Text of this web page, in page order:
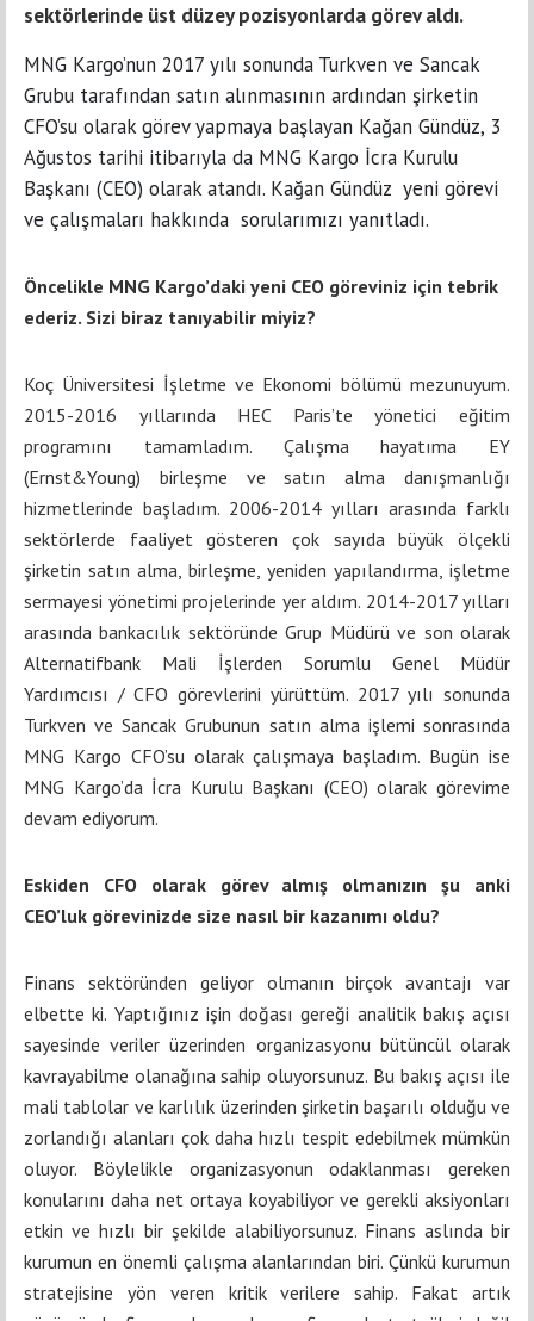
sektörlerinde üst düzey pozisyonlarda görev aldı.
MNG Kargo’nun 2017 yılı sonunda Turkven ve Sancak
Grubu tarafından satın alınmasının ardından şirketin
CFO’su olarak görev yapmaya başlayan Kağan Gündüz, 3
Ağustos tarihi itibarıyla da MNG Kargo İcra Kurulu
Başkanı (CEO) olarak atandı. Kağan Gündüz yeni görevi
ve çalışmaları hakkında sorularımızı yanıtladı.
Öncelikle MNG Kargo’daki yeni CEO göreviniz için tebrik
ederiz. Sizi biraz tanıyabilir miyiz?
Koç Üniversitesi İşletme ve Ekonomi bölümü mezunuyum.
2015-2016 yıllarında HEC Paris’te yönetici eğitim
programını tamamladım. Çalışma hayatıma EY
(Ernst&Young) birleşme ve satın alma danışmanlığı
hizmetlerinde başladım. 2006-2014 yılları arasında farklı
sektörlerde faaliyet gösteren çok sayıda büyük ölçekli
şirketin satın alma, birleşme, yeniden yapılandırma, işletme
sermayesi yönetimi projelerinde yer aldım. 2014-2017 yılları
arasında bankacılık sektöründe Grup Müdürü ve son olarak
Alternatifbank Mali İşlerden Sorumlu Genel Müdür
Yardımcısı / CFO görevlerini yürüttüm. 2017 yılı sonunda
Turkven ve Sancak Grubunun satın alma işlemi sonrasında
MNG Kargo CFO’su olarak çalışmaya başladım. Bugün ise
MNG Kargo’da İcra Kurulu Başkanı (CEO) olarak görevime
devam ediyorum.
Eskiden CFO olarak görev almış olmanızın şu anki
CEO’luk görevinizde size nasıl bir kazanımı oldu?
Finans sektöründen geliyor olmanın birçok avantajı var
elbette ki. Yaptığınız işin doğası gereği analitik bakış açısı
sayesinde veriler üzerinden organizasyonu bütüncül olarak
kavrayabilme olanağına sahip oluyorsunuz. Bu bakış açısı ile
mali tablolar ve karlılık üzerinden şirketin başarılı olduğu ve
zorlandığı alanları çok daha hızlı tespit edebilmek mümkün
oluyor. Böylelikle organizasyonun odaklanması gereken
konularını daha net ortaya koyabiliyor ve gerekli aksiyonları
etkin ve hızlı bir şekilde alabiliyorsunuz. Finans aslında bir
kurumun en önemli çalışma alanlarından biri. Çünkü kurumun
stratejisine yön veren kritik verilere sahip. Fakat artık